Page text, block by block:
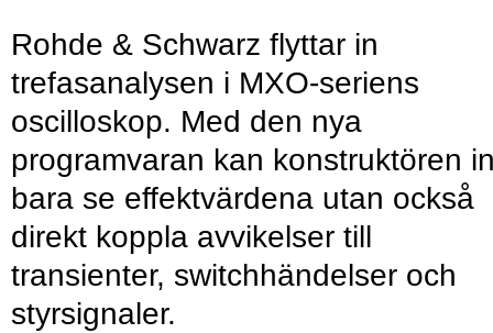
Rohde & Schwarz flyttar in
trefasanalysen i MXO-seriens
oscilloskop. Med den nya
programvaran kan konstruktören
bara se effektvärdena utan också
direkt koppla avvikelser till
transienter, switchhändelser och
styrsignaler.